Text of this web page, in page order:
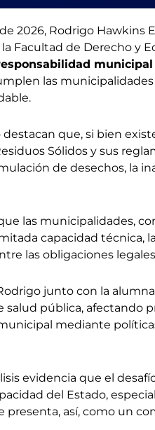
2026, Rodrigo
Facultad de Derecho y
municipal
las
que, si bien
Sólidos y sus
de desechos, la
las municipalidades,
capacidad técnica,
las obligaciones
junto con la
salud pública, afectando
mediante
evidencia que el
del Estado,
presenta, así, como un